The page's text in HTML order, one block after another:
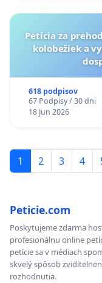
Petícia za
kolobežiek a
618 podpisov
67 Podpisy / 30 dni
18 Jun 2026
1 2 3 4
Peticie.com
Poskytujeme zdarma
profesionálnu online
petície sa v médiach
skvelý spôsob
rozhodnutia.